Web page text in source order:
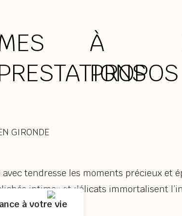
à votre vie
À
PROPOS
GIRONDE
tendresse les moments précieux et
intimes et délicats immortalisent